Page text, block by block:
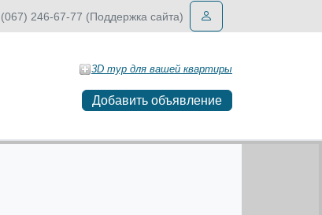
(067) 246-67-77 (Поддержка сайта)
3D тур для вашей квартиры
Добавить объявление